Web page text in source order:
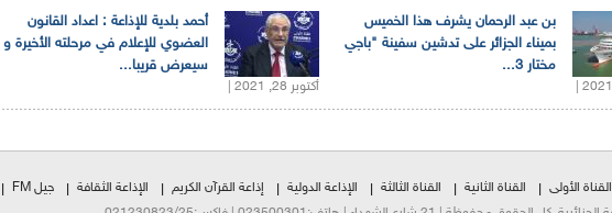
أحمد بلدية للإذاعة : اعداد القانون
العضوي للإعلام في مرحلته الأخيرة و
سيعرض قريبا...
أكتوبر 28, 2021 |
بن عبد الرحمان يشرف هذا الخميس
بميناء الجزائر على تدشين سفينة "باجي
مختار 3...
القناة الأولى القناة الثانية القناة الثالثة الإذاعة الدولية إذاعة القرآن الكريم الإذاعة الثقافة جيل FM